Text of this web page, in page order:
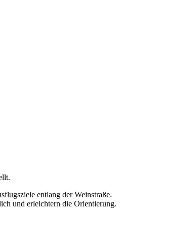
entlang der Weinstraße.
und erleichtern die Orientierung.